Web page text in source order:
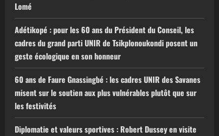
Lomé
Adétikopé : pour les 60 ans du Président du Conseil, les
cadres du grand parti UNIR de Tsikplonoukondi posent un
geste écologique en son honneur
60 ans de Faure Gnassingbé : les cadres UNIR des Savanes
misent sur le soutien aux plus vulnérables plutôt que sur
les festivités
Diplomatie et valeurs sportives : Robert Dussey en visite